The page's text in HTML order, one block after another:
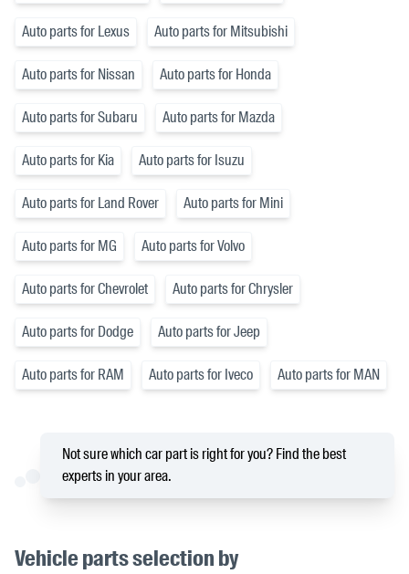
Auto parts for Lexus Auto parts for Mitsubishi
Auto parts for Nissan Auto parts for Honda
Auto parts for Subaru Auto parts for Mazda
Auto parts for Kia Auto parts for Isuzu
Auto parts for Land Rover Auto parts for Mini
Auto parts for MG Auto parts for Volvo
Auto parts for Chevrolet Auto parts for Chrysler
Auto parts for Dodge Auto parts for Jeep
Auto parts for RAM Auto parts for Iveco Auto parts for MAN
Not sure which car part is right for you? Find the best
experts in your area.
Vehicle parts selection by